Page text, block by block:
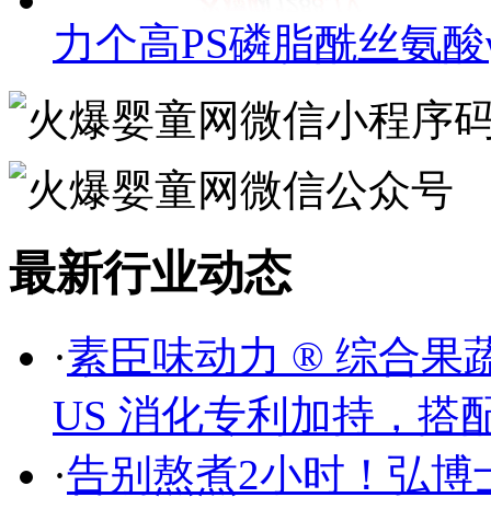
力个高PS磷脂酰丝氨
最新行业动态
·素臣味动力 ® 综合果
US 消化专利加持，搭
·告别熬煮2小时！弘